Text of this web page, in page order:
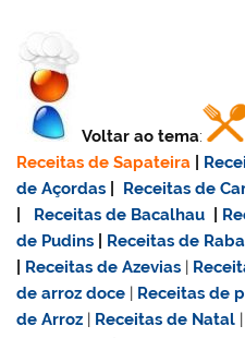
Voltar ao tema:
Receitas de Sapateira
de Açordas
Receitas de
Receitas de Bacalhau
de Pudins
Receitas de
Receitas de Azevias |
dearroz doce | Receitas de
de Arroz | Receitas de Natal |